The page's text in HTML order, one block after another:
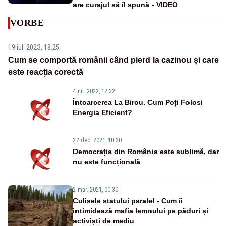
are curajul să îl spună - VIDEO
VORBE
19 iul. 2023, 18:25
Cum se comportă românii când pierd la cazinou și care
este reacția corectă
4 iul. 2022, 12:32
Întoarcerea La Birou. Cum Poți Folosi
Energia Eficient?
22 dec. 2021, 10:20
Democrația din România este sublimă, dar
nu este funcțională
2 mar. 2021, 00:30
Culisele statului paralel - Cum îi
intimidează mafia lemnului pe păduri și
activiști de mediu